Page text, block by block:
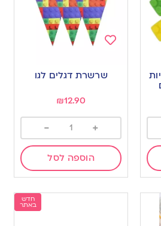
שרשרת דגלים לגו
₪12.90
+
-
הוספה לסל
חדש
באתר